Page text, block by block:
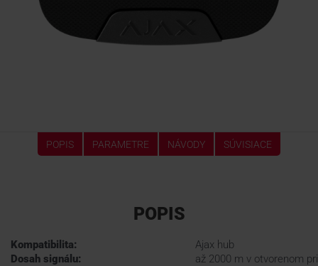
POPIS PARAMETRE NÁVODY SÚVISIACE
POPIS
Kompatibilita:
Ajax hub
Dosah signálu:
až 2000 m v otvorenom